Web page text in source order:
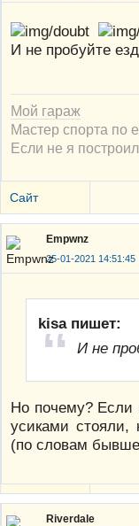
И не пробуйте
Мой гараж
Мастер спорта по
Если не я
Сайт
Empwnz
25-01-2021 14:51:45
kisa пишет:
И не
Но почему? Если
усиками стояли,
(по словам
Riverdale